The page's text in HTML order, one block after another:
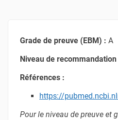
Grade de preuve (EBM) : A
Niveau de recommandation
Références :
https://
Pour le niveau de preuve et